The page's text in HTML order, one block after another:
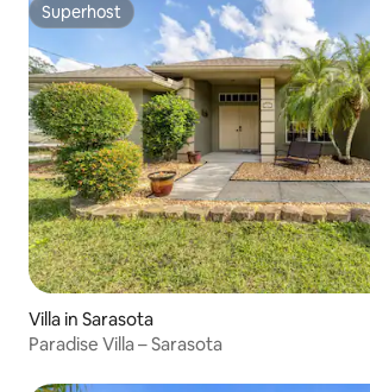
Superhost
Superhost
Villa in Sarasota
Paradise Villa – Sarasota